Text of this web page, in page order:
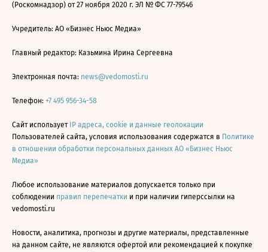
(Роскомнадзор) от 27 ноября 2020 г. ЭЛ № ФС 77-79546
Учредитель: АО «Бизнес Ньюс Медиа»
Главный редактор: Казьмина Ирина Сергеевна
Электронная почта: news@vedomosti.ru
Телефон: +7 495 956-34-58
Сайт использует IP адреса, cookie и данные геолокации
Пользователей сайта, условия использования содержатся в Политике
в отношении обработки персональных данных АО «Бизнес Ньюс
Медиа»
Любое использование материалов допускается только при
соблюдении правил перепечатки и при наличии гиперссылки на
vedomosti.ru
Новости, аналитика, прогнозы и другие материалы, представленные
на данном сайте, не являются офертой или рекомендацией к покупке